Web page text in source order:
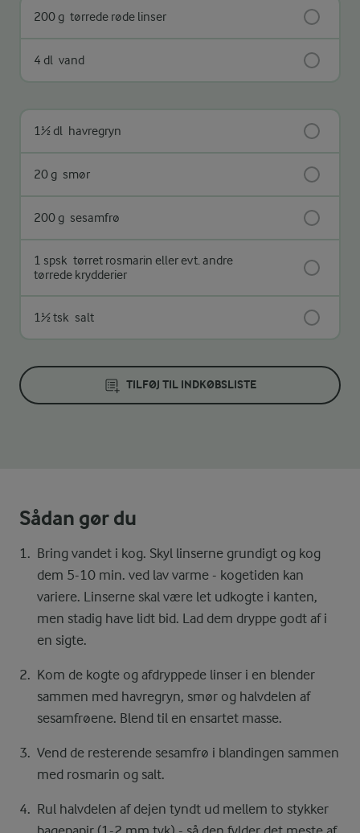
200 g tørrede røde linser
4 dl vand
1½ dl havregryn
20 g smør
200 g sesamfrø
1 spsk tørret rosmarin eller evt. andre
tørrede krydderier
1½ tsk salt
TILFØJ TIL INDKØBSLISTE
Sådan gør du
Bring vandet i kog. Skyl linserne grundigt og kog
dem 5-10 min. ved lav varme - kogetiden kan
variere. Linserne skal være let udkogte i kanten,
men stadig have lidt bid. Lad dem dryppe godt af i
en sigte.
Kom de kogte og afdryppede linser i en blender
sammen med havregryn, smør og halvdelen af
sesamfrøene. Blend til en ensartet masse.
Vend de resterende sesamfrø i blandingen sammen
med rosmarin og salt.
Rul halvdelen af dejen tyndt ud mellem to stykker